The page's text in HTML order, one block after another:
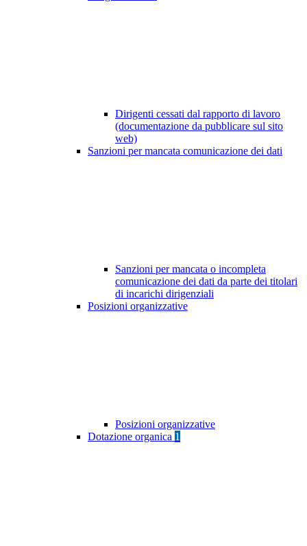
Dirigenti cessati dal rapporto di lavoro
(documentazione da pubblicare sul sito
web)
Sanzioni per mancata comunicazione dei dati
Sanzioni per mancata o incompleta
comunicazione dei dati da parte dei titolari
di incarichi dirigenziali
Posizioni organizzative
Posizioni organizzative
Dotazione organica 1